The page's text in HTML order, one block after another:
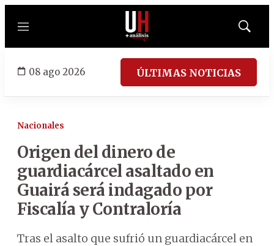
Menú
Mostrar
08 ago 2026 ÚLTIMAS NOTICIAS
Nacionales
Origen del dinero de
guardiacárcel asaltado en
Guairá será indagado por
Fiscalía y Contraloría
Tras el asalto que sufrió un guardiacárcel en